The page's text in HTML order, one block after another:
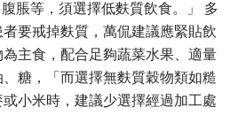
脹等，須選擇低麩質飲食。」 多
要戒掉麩質，萬侃建議應緊貼飲
主食，配合足夠蔬菜水果、適量
糖，「而選擇無麩質穀物類如糙
小米時，建議少選擇經過加工處